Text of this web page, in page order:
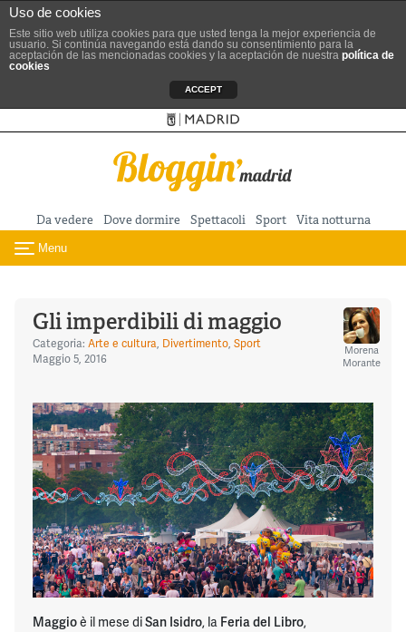
Uso de cookies
Este sitio web utiliza cookies para que usted tenga la mejor experiencia de
usuario. Si continúa navegando está dando su consentimiento para la
aceptación de las mencionadas cookies y la aceptación de nuestra política de
cookies
ACCEPT
Vai al contenuto principale
Da vedere Dove dormire Spettacoli Sport Vita notturna
Toggle navigation
Menu
Gli imperdibili di maggio
Categoria: Arte e cultura, Divertimento, Sport
Maggio 5, 2016
Morena
Morante
Maggioè il mese diSan Isidro, la Feria del Libro,